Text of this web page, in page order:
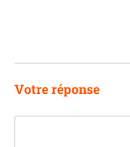
Votre réponse